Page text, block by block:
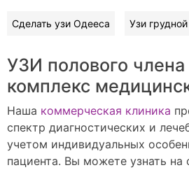
Сделать узи Одееса Узи
УЗИ полового
комплекс
Наша коммерческая клиника
спектр диагностических и
учетом индивидуальных
пациента. Вы можете узнать на